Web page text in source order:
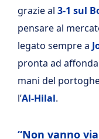
grazie al 3-1 sul
pensare al
legato sempre a
pronta ad
mani del
l’Al-Hilal.
“Non vanno